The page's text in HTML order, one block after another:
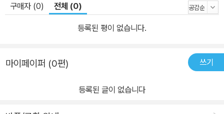
구매자 (0) 전체 (0)
등록된 평이 없습니다.
마이페이퍼 (0편) 쓰기
등록된 글이 없습니다